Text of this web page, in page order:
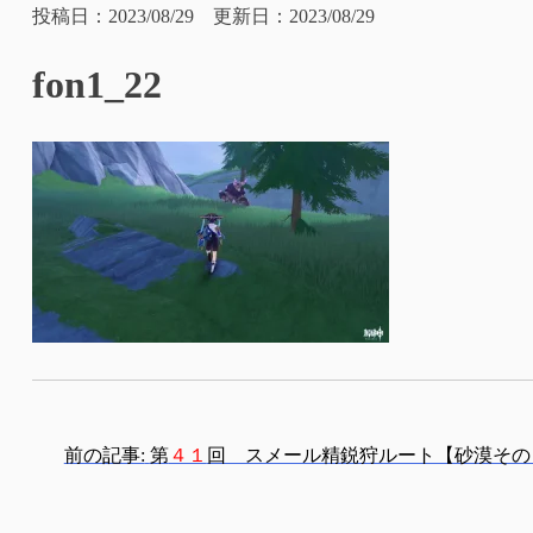
投稿日：2023/08/29 更新日：2023/08/29
fon1_22
投前の記事: 第４１ 回 スメール精鋭狩ルート【砂漠その